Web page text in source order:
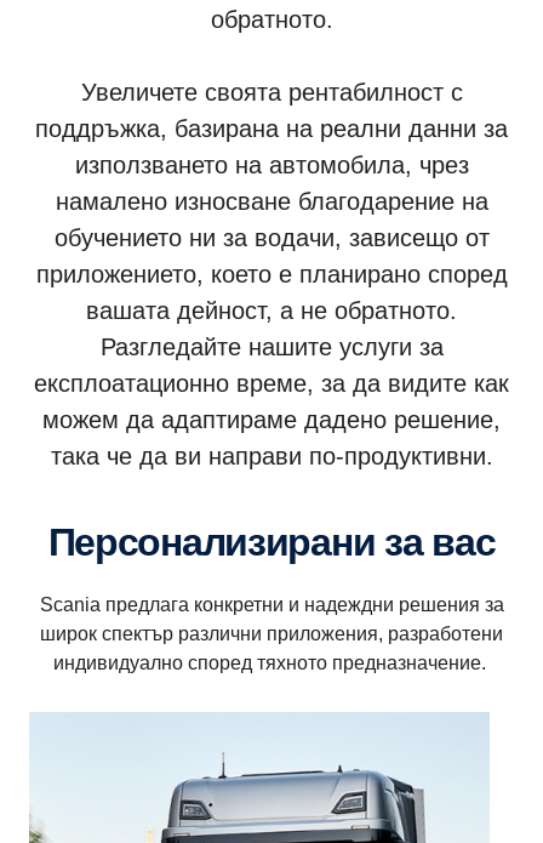
обратното.
Увеличете своята рентабилност с
поддръжка, базирана на реални данни за
използването на автомобила, чрез
намалено износване благодарение на
обучението ни за водачи, зависещо от
приложението, което е планирано според
вашата дейност, а не обратното.
Разгледайте нашите услуги за
експлоатационно време, за да видите как
можем да адаптираме дадено решение,
така че да ви направи по-продуктивни.
Персонализирани за вас
Scania предлага конкретни и надеждни решения за
широк спектър различни приложения, разработени
индивидуално според тяхното предназначение.